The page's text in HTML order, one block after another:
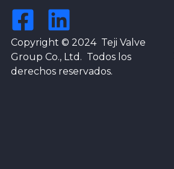
Copyright © 2024 Teji Valve
Group Co., Ltd. Todos los
derechos reservados.